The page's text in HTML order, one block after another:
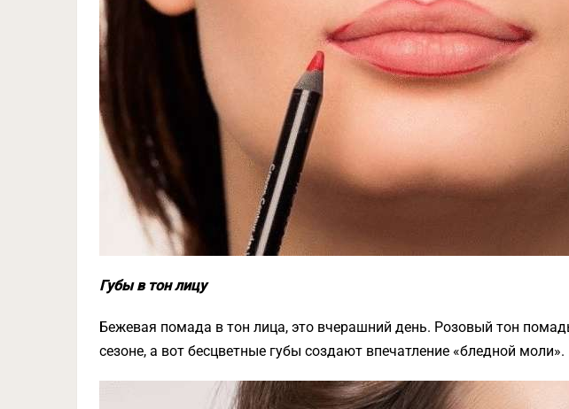
Губы в тон лицу
Бежевая помада в тон лица, это вчерашний день. Розовый тон
сезоне, а вот бесцветные губы создают впечатление «бледной моли».